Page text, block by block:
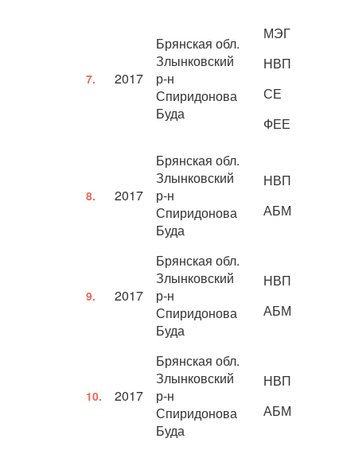
7. 2017
Брянская обл.
Злынковский
р-н
Спиридонова
Буда
МЭГ
НВП
СЕ
ФЕЕ
8. 2017
Брянская обл.
Злынковский
р-н
Спиридонова
Буда
НВП
АБМ
9. 2017
Брянская обл.
Злынковский
р-н
Спиридонова
Буда
НВП
АБМ
10. 2017
Брянская обл.
Злынковский
р-н
Спиридонова
Буда
НВП
АБМ